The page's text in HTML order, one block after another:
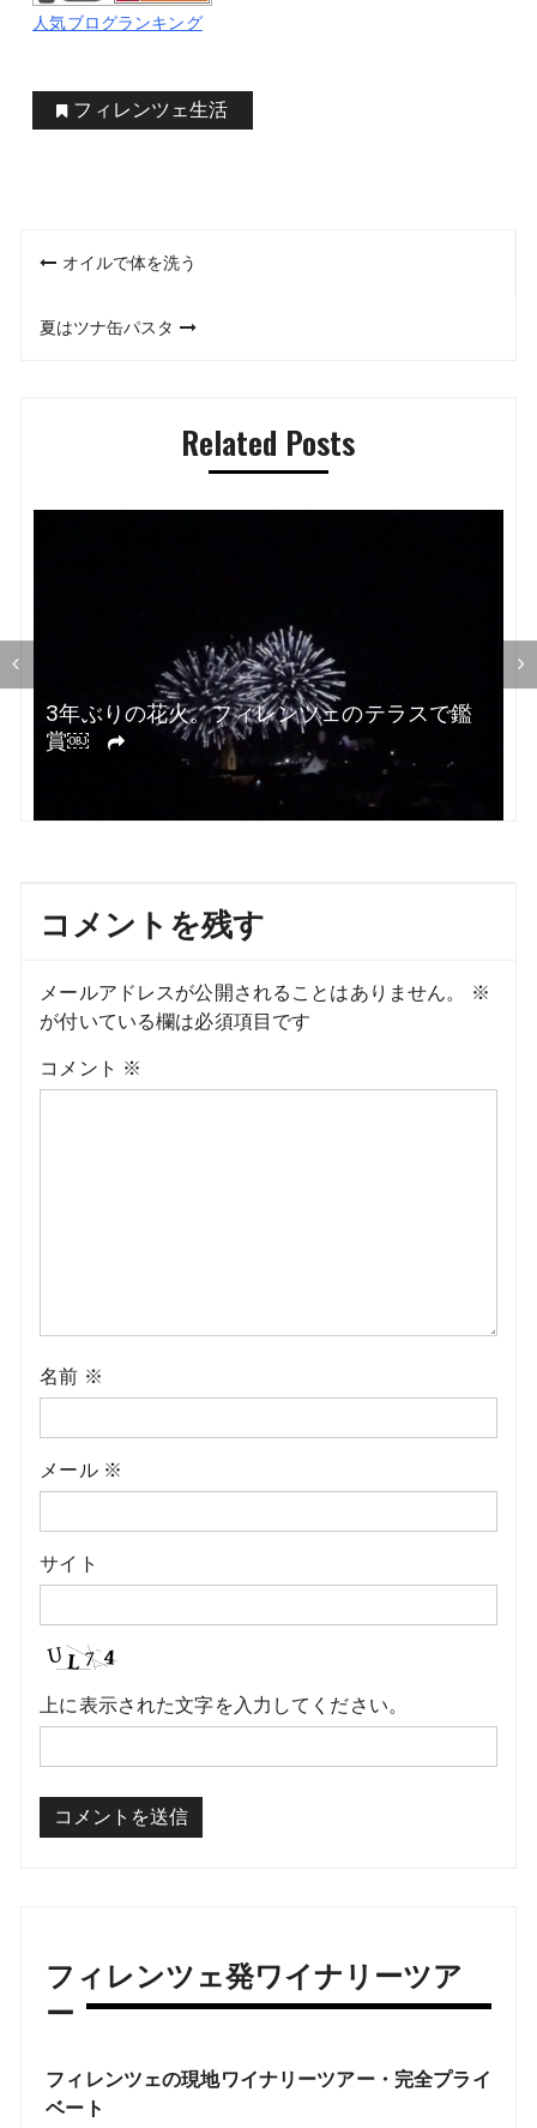
人気ブログランキング
フィレンツェ生活
投
ナ
ー
ン
オイルで体を洗う
夏はツナ缶パスタ
Related Posts
3年ぶりの花火。フィレンツェのテラスで鑑
賞￼
コメントを残す
メールアドレスが公開されることはありません。
※
が付いている欄は必須項目です
コメント ※
名前 ※
メール ※
サイト
上に表示された文字を入力してください。
フィレンツェ発ワイナリーツア
ー
フィレンツェの現地ワイナリーツアー・完全プライ
ベート